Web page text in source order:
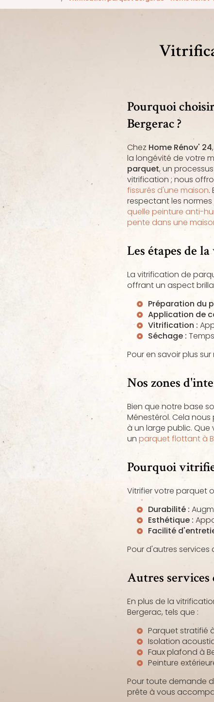
Pourquoi
Bergerac ?
Chez Home Rénov' 24
la longévité de votre
parquet, un
vitrification ; nous
fissurés d'une maison.
respectant les
quelle peinture anti-
pente dans une
Les étapes de
La vitrification de
offrant un aspect
Préparation du
Application de
Vitrification :
Séchage :
Pour en savoir plus
Nos zones
Bien que notre base
Ménestérol. Cela
à un large public.
un parquet flottant à
Pourquoi
Vitrifier votre parquet
Durabilité :
Esthétique :
Facilité
Pour d'autres
Autres services
En plus de la
Bergerac, tels que :
Parquet stratifié
Isolation
Faux plafond à
Peinture
Pour toute demande
prête à vous